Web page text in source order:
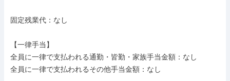
固定残業代：なし
【一律手当】
全員に一律で支払われる通勤・皆勤・家族手当金額：なし
全員に一律で支払われるその他手当金額：なし